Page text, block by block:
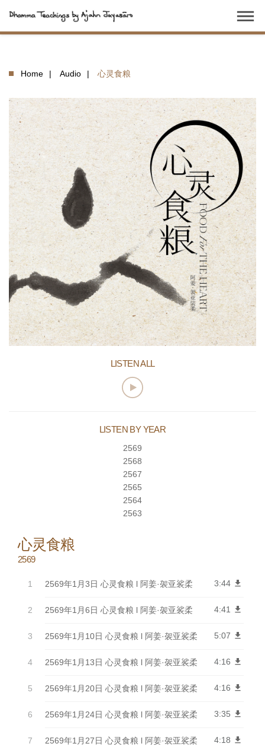
dehaze
Home Audio 心灵食粮
LISTEN ALL
LISTEN BY YEAR
2569
2568
2567
2565
2564
2563
心灵食粮
2569
2569年1月3日 心灵食粮 l 阿姜·袈亚裟柔 3:44 get_app
2569年1月6日 心灵食粮 l 阿姜·袈亚裟柔 4:41 get_app
2569年1月10日 心灵食粮 l 阿姜·袈亚裟柔 5:07 get_app
2569年1月13日 心灵食粮 l 阿姜·袈亚裟柔 4:16 get_app
2569年1月20日 心灵食粮 l 阿姜·袈亚裟柔 4:16 get_app
2569年1月24日 心灵食粮 l 阿姜·袈亚裟柔 3:35 get_app
2569年1月27日 心灵食粮 l 阿姜·袈亚裟柔 4:18 get_app